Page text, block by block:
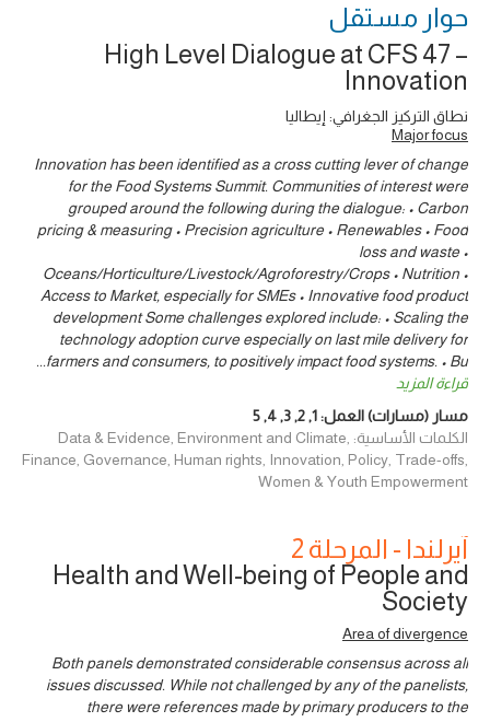
حوار ‎مستقل
High Level Dialogue at CFS 47 –
Innovation
نطاق التركيز الجغرافي: إيطاليا
Major focus
Innovation has been identified as a cross cutting lever of change
for the Food Systems Summit. Communities of interest were
grouped around the following during the dialogue: • Carbon
pricing & measuring • Precision agriculture • Renewables • Food
loss and waste •
Oceans/Horticulture/Livestock/Agroforestry/Crops • Nutrition •
Access to Market, especially for SMEs • Innovative food product
development Some challenges explored include: • Scaling the
technology adoption curve especially on last mile delivery for
farmers and consumers, to positively impact food systems. • Bu
...
قراءة المزيد
مسار (مسارات) العمل:1
,
2
,
3
,
4
,
5
الكلمات الأساسية: Data & Evidence, Environment and Climate,
Finance, Governance, Human rights, Innovation, Policy, Trade-offs,
Women & Youth Empowerment
آيرلندا - المرحلة 2
Health and Well-being of People and
Society
Area of divergence
Both panels demonstrated considerable consensus across all
issues discussed. While not challenged by any of the panelists,
there were references made by primary producers to the